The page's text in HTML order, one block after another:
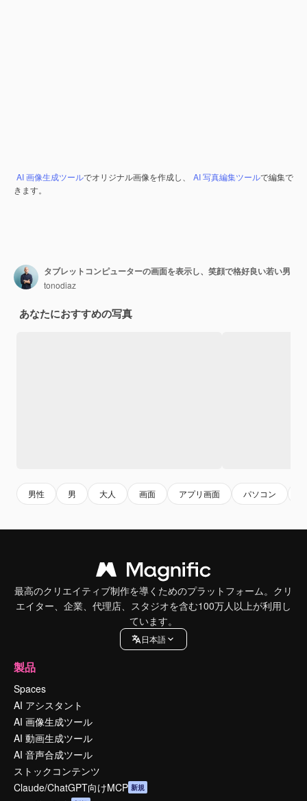
AI 画像生成ツールでオリジナル画像を作成し、 AI 写真編集ツールで編集で
きます。
タブレットコンピューターの画面を表示し、笑顔で格好良い若い男
tonodiaz
あなたにおすすめの写真
男性 男 大人 画面 アプリ画面 パソコン
最高のクリエイティブ制作を導くためのプラットフォーム。クリ
エイター、企業、代理店、スタジオを含む100万人以上が利用し
ています。
日本語
製品
Spaces
AI アシスタント
AI 画像生成ツール
AI 動画生成ツール
AI 音声合成ツール
ストックコンテンツ
Claude/ChatGPT向けMCP 新規